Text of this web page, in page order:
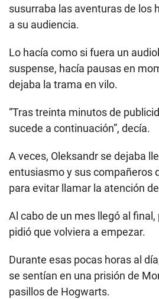
susurraba las aventuras de los
a su audiencia.
Lo hacía como si fuera un
suspense, hacía pausas en
dejaba la trama en vilo.
“Tras treinta minutos de
sucede a continuación”, decía.
A veces, Oleksandr se dejaba
entusiasmo y sus compañeros
para evitar llamar la atención
Al cabo de un mes llegó al
pidió que volviera a empezar.
Durante esas pocas horas al
se sentían en una prisión de
pasillos de Hogwarts.